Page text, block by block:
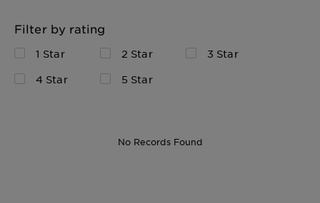
Filter by rating
1 Star 2 Star
3 Star
4 Star
5 Star
No Records Found